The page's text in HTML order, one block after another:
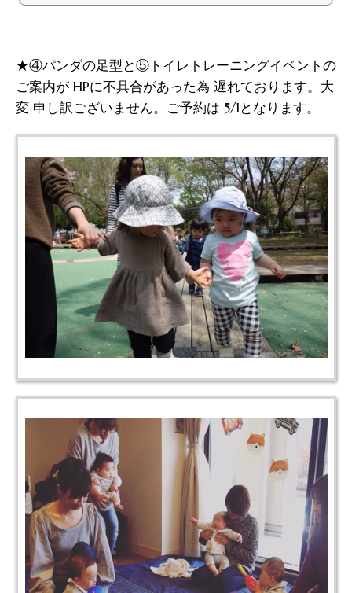
★④パンダの足型と⑤トイレトレーニングイベントの
ご案内が HPに不具合があった為 遅れております。大
変 申し訳ございません。ご予約は 5/1となります。